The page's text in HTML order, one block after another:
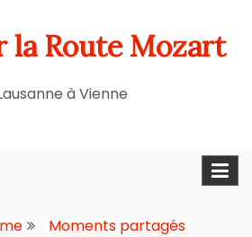
la Route Mozart
à Vienne
Moments partagés